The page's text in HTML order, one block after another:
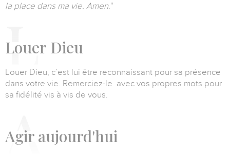
la place dans ma vie. Amen."
Louer Dieu
Louer Dieu, c’est lui être reconnaissant pour sa présence
dans votre vie. Remerciez-le avec vos propres mots pour
sa fidélité vis à vis de vous.
Agir aujourd'hui